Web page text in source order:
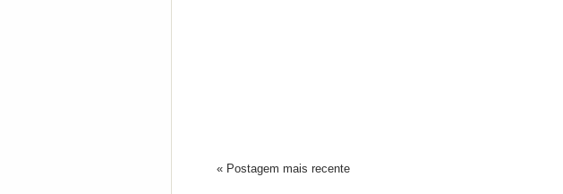
« Postagem mais recente